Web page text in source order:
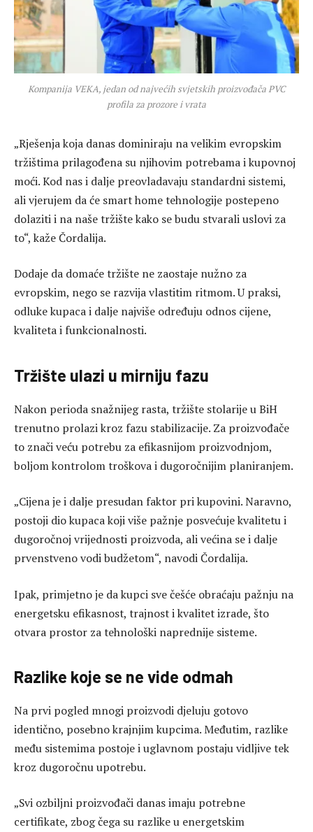
Kompanija VEKA, jedan od najvećih svjetskih proizvođača PVC
profila za prozore i vrata
„Rješenja koja danas dominiraju na velikim evropskim
tržištima prilagođena su njihovim potrebama i kupovnoj
moći. Kod nas i dalje preovladavaju standardni sistemi,
ali vjerujem da će smart home tehnologije postepeno
dolaziti i na naše tržište kako se budu stvarali uslovi za
to“, kaže Čordalija.
Dodaje da domaće tržište ne zaostaje nužno za
evropskim, nego se razvija vlastitim ritmom. U praksi,
odluke kupaca i dalje najviše određuju odnos cijene,
kvaliteta i funkcionalnosti.
Tržište ulazi u mirniju fazu
Nakon perioda snažnijeg rasta, tržište stolarije u BiH
trenutno prolazi kroz fazu stabilizacije. Za proizvođače
to znači veću potrebu za efikasnijom proizvodnjom,
boljom kontrolom troškova i dugoročnijim planiranjem.
„Cijena je i dalje presudan faktor pri kupovini. Naravno,
postoji dio kupaca koji više pažnje posvećuje kvalitetu i
dugoročnoj vrijednosti proizvoda, ali većina se i dalje
prvenstveno vodi budžetom“, navodi Čordalija.
Ipak, primjetno je da kupci sve češće obraćaju pažnju na
energetsku efikasnost, trajnost i kvalitet izrade, što
otvara prostor za tehnološki naprednije sisteme.
Razlike koje se ne vide odmah
Na prvi pogled mnogi proizvodi djeluju gotovo
identično, posebno krajnjim kupcima. Međutim, razlike
među sistemima postoje i uglavnom postaju vidljive tek
kroz dugoročnu upotrebu.
„Svi ozbiljni proizvođači danas imaju potrebne
certifikate, zbog čega su razlike u energetskim